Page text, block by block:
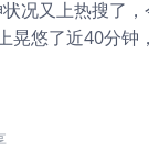
况又上热搜了
晃悠了近40分